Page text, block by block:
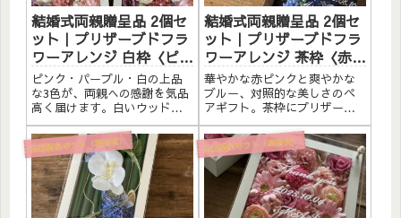
結婚式両親贈呈品 2個セ
ット｜プリザーブドフラ
ワーアレンジ 白枠〈ピン
クパープル白ペア〉文字
入れ
ピンク・パープル・白の上品
な3色が、両親への感謝を気品
高く届けます。白いウッドフ
レームにプリザーブドフラワ
ーと造花を詰め込んだ、結婚
式の両親贈呈品用2個セットで
す。アクリル板にひとことメ
ッセージ・お名前・日付けな
どを白文字（無料）でお入れ
し...
結婚式両親贈呈品 2個セ
ット｜プリザーブドフラ
ワーアレンジ 茶枠〈赤ピ
ンク＆ブルー〉文字入れ
華やかな赤ピンクと爽やかな
ブルー、対照的な美しさのペ
アギフト。茶枠にプリザーブ
ドフラワーと造花をたっぷり
アレンジしました。アクリル
プレートへのメッセージ入れ
無料。自立するので壁かけで
も置き型でも飾れます。こん
な方へ結婚式の両親贈呈品に
華やか...
両親贈呈ギフト（結婚式） 両親贈呈ギフト（結婚式）